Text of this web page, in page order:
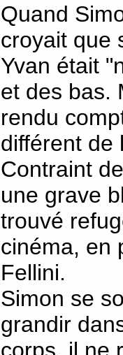
Quand
croyait que
Yvan était
et des bas.
rendu
différent de
Contraint
une grave
trouvé
cinéma, en
Fellini.
Simon se
grandir